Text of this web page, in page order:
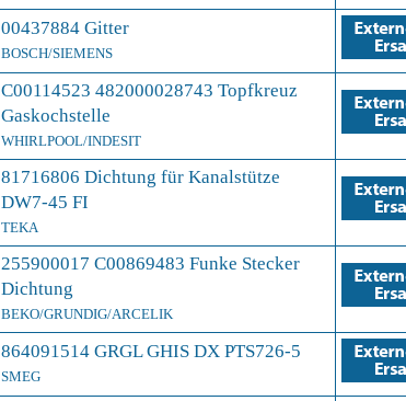
00437884 Gitter
BOSCH/SIEMENS
C00114523 482000028743 Topfkreuz
Gaskochstelle
WHIRLPOOL/INDESIT
81716806 Dichtung für Kanalstütze
DW7-45 FI
TEKA
255900017 C00869483 Funke Stecker
Dichtung
BEKO/GRUNDIG/ARCELIK
864091514 GRGL GHIS DX PTS726-5
SMEG